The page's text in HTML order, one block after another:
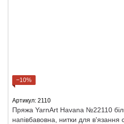
−10%
Артикул: 2110
Пряжа YarnArt Havana №22110
напівбавовна, нитки для в'язання